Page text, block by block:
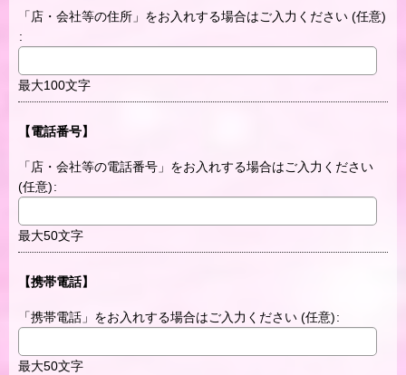
「店・会社等の住所」をお入れする場合はご入力ください (任意)
:
最大100文字
【電話番号】
「店・会社等の電話番号」をお入れする場合はご入力ください
(任意):
最大50文字
【携帯電話】
「携帯電話」をお入れする場合はご入力ください (任意):
最大50文字